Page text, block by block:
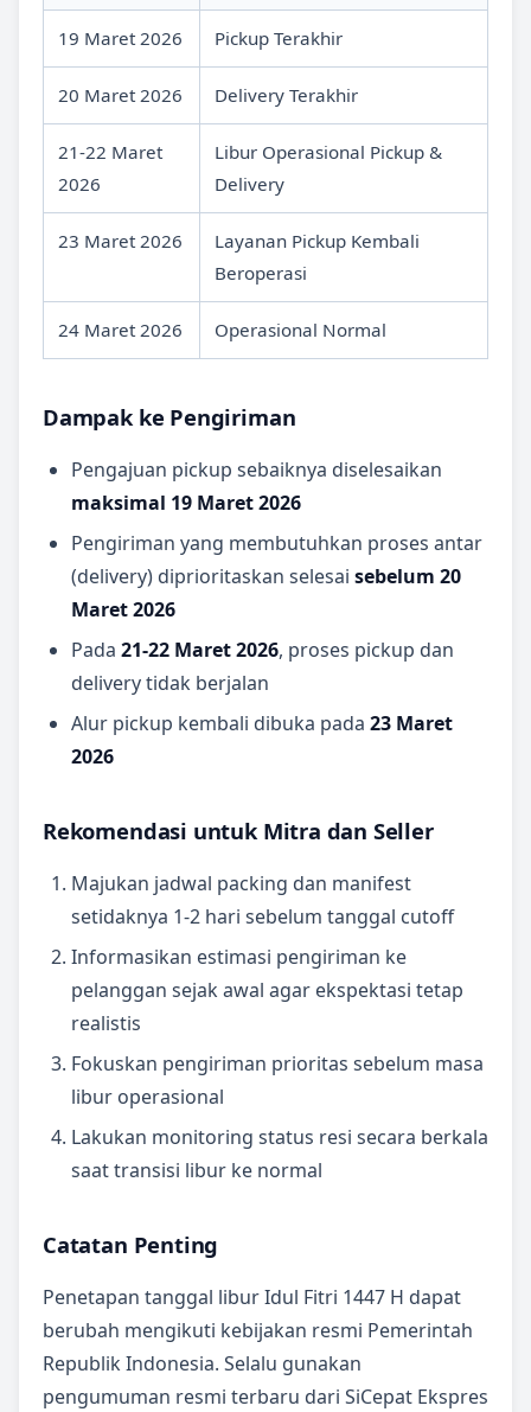
19 Maret 2026 Pickup Terakhir
20 Maret 2026 Delivery Terakhir
21-22 Maret
2026
Libur Operasional Pickup &
Delivery
23 Maret 2026
Layanan Pickup Kembali
Beroperasi
24 Maret 2026 Operasional Normal
Dampak ke Pengiriman
Pengajuan pickup sebaiknya diselesaikan
maksimal 19 Maret 2026
Pengiriman yang membutuhkan proses antar
(delivery) diprioritaskan selesai sebelum 20
Maret 2026
Pada 21-22 Maret 2026, proses pickup dan
delivery tidak berjalan
Alur pickup kembali dibuka pada 23 Maret
2026
Rekomendasi untuk Mitra dan Seller
Majukan jadwal packing dan manifest
setidaknya 1-2 hari sebelum tanggal cutoff
Informasikan estimasi pengiriman ke
pelanggan sejak awal agar ekspektasi tetap
realistis
Fokuskan pengiriman prioritas sebelum masa
libur operasional
Lakukan monitoring status resi secara berkala
saat transisi libur ke normal
Catatan Penting
Penetapan tanggal libur Idul Fitri 1447 H dapat
berubah mengikuti kebijakan resmi Pemerintah
Republik Indonesia. Selalu gunakan
pengumuman resmi terbaru dari SiCepat Ekspres